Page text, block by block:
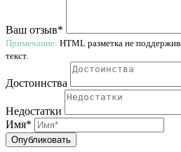
Ваш отзыв*
Примечание: HTML разметка не
текст.
Достоинства
Недостатки
Имя*
Опубликовать